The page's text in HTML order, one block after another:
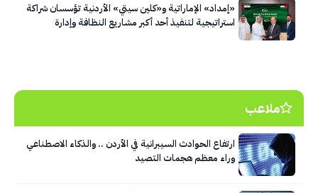
«إمداد» الإماراتية و«كلين سيتي» الأردنية تؤسسان شراكة
استراتيجية لتنفيذ أحد أكبر مشاريع النظافة وإدارة
ملاعب
ارتفاع الحوادث السيبرانية في الأردن .. والذكاء الاصطناعي
وراء معظم هجمات التصيد